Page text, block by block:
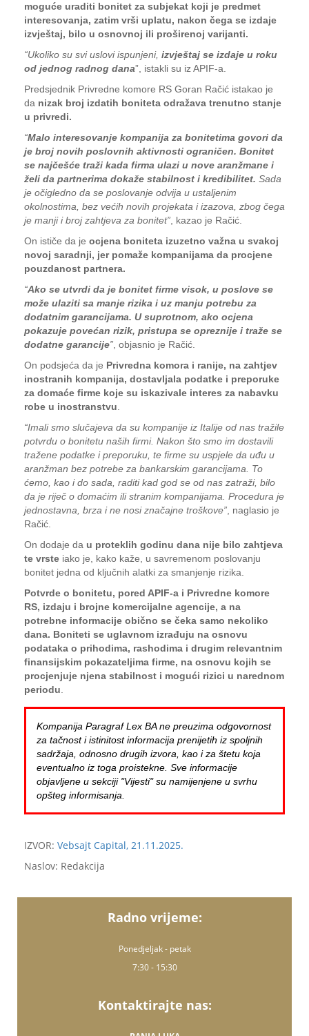
moguće uraditi bonitet za subjekat koji je predmet
interesovanja, zatim vrši uplatu, nakon čega se izdaje
izvještaj, bilo u osnovnoj ili proširenoj varijanti.
“Ukoliko su svi uslovi ispunjeni, izvještaj se izdaje u roku
od jednog radnog dana”, istakli su iz APIF-a.
Predsjednik Privredne komore RS Goran Račić istakao je
da nizak broj izdatih boniteta odražava trenutno stanje
u privredi.
“Malo interesovanje kompanija za bonitetima govori da
je broj novih poslovnih aktivnosti ograničen. Bonitet
se najčešće traži kada firma ulazi u nove aranžmane i
želi da partnerima dokaže stabilnost i kredibilitet. Sada
je očigledno da se poslovanje odvija u ustaljenim
okolnostima, bez većih novih projekata i izazova, zbog čega
je manji i broj zahtjeva za bonitet” , kazao je Račić.
On ističe da je ocjena boniteta izuzetno važna u svakoj
novoj saradnji, jer pomaže kompanijama da procjene
pouzdanost partnera.
“Ako se utvrdi da je bonitet firme visok, u poslove se
može ulaziti sa manje rizika i uz manju potrebu za
dodatnim garancijama. U suprotnom, ako ocjena
pokazuje povećan rizik, pristupa se opreznije i traže se
dodatne garancije” , objasnio je Račić.
On podsjeća da je Privredna komora i ranije, na zahtjev
inostranih kompanija, dostavljala podatke i preporuke
za domaće firme koje su iskazivale interes za nabavku
robe u inostranstvu
“Imali smo slučajeva da su kompanije iz Italije od nas tražile
potvrdu o bonitetu naših firmi. Nakon što smo im dostavili
tražene podatke i preporuku, te firme su uspjele da uđu u
aranžman bez potrebe za bankarskim garancijama. To
ćemo, kao i do sada, raditi kad god se od nas zatraži, bilo
da je riječ o domaćim ili stranim kompanijama. Procedura je
jednostavna, brza i ne nosi značajne troškove” , naglasio je
Račić.
On dodaje da u proteklih godinu dana nije bilo zahtjeva
te vrste iako je, kako kaže, u savremenom poslovanju
bonitet jedna od ključnih alatki za smanjenje rizika.
Potvrde o bonitetu, pored APIF-a i Privredne komore
RS, izdaju i brojne komercijalne agencije, a na
potrebne informacije obično se čeka samo nekoliko
dana. Boniteti se uglavnom izrađuju na osnovu
podataka o prihodima, rashodima i drugim relevantnim
finansijskim pokazateljima firme, na osnovu kojih se
procjenjuje njena stabilnost i mogući rizici u narednom
periodu
Kompanija Paragraf Lex BA ne preuzima odgovornost
za tačnost i istinitost informacija prenijetih iz spoljnih
sadržaja, odnosno drugih izvora, kao i za štetu koja
eventualno iz toga proistekne. Sve informacije
objavljene u sekciji "Vijesti" su namijenjene u svrhu
opšteg informisanja.
IZVOR: Vebsajt Capital, 21.11.2025.
Naslov: Redakcija
Radno vrijeme:
Ponedjeljak - petak
7:30 - 15:30
Kontaktirajte nas: